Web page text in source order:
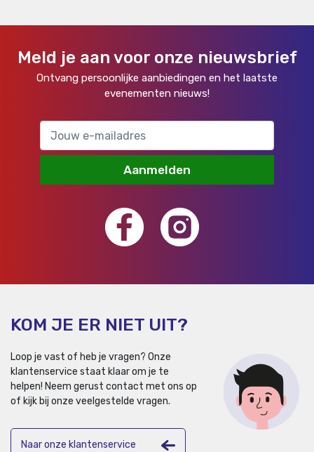
Meld je aan voor onze nieuwsbrief
Ontvang persoonlijke aanbiedingen en het laatste
evenementen nieuws!
Aanmelden
KOM JE ER NIET UIT?
Loop je vast of heb je vragen? Onze
klantenservice staat klaar om je te
helpen! Neem gerust contact met ons op
of kijk bij onze veelgestelde vragen.
Naar onze klantenservice